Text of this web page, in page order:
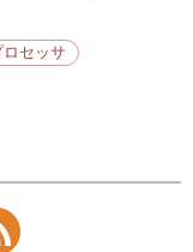
ロセッサ